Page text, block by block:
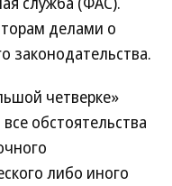
делами о
законодательства.
четверке»
обстоятельства
либо иного